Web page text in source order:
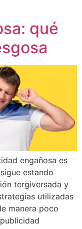
qué
engañosa es
estando
tergiversada y
utilizadas
manera poco